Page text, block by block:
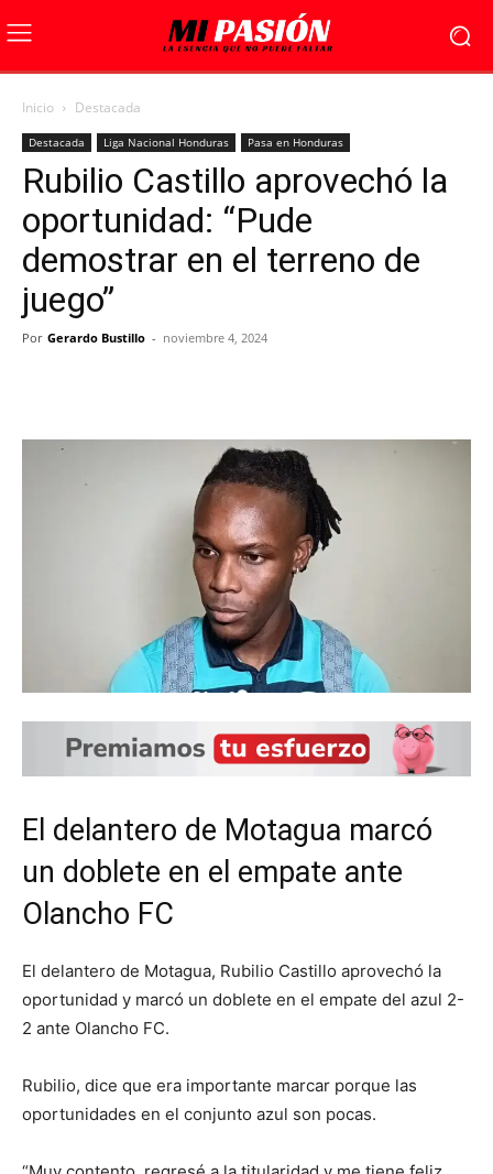
Inicio Destacada
Destacada Liga Nacional Honduras Pasa en Honduras
Rubilio Castillo aprovechó la
oportunidad: “Pude
demostrar en el terreno de
juego”
Por Gerardo Bustillo - noviembre 4, 2024
El delantero de Motagua marcó
un doblete en el empate ante
Olancho FC
El delantero de Motagua, Rubilio Castillo aprovechó la
oportunidad y marcó un doblete en el empate del azul 2-
2 ante Olancho FC.
Rubilio, dice que era importante marcar porque las
oportunidades en el conjunto azul son pocas.